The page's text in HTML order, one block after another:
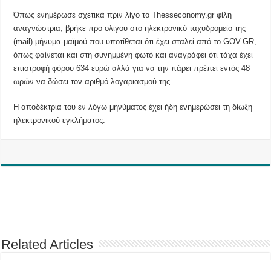
Όπως ενημέρωσε σχετικά πριν λίγο το Thesseconomy.gr φίλη
αναγνώστρια, βρήκε προ ολίγου στο ηλεκτρονικό ταχυδρομείο της
(mail) μήνυμα-μαϊμού που υποτίθεται ότι έχει σταλεί από το GOV.GR,
όπως φαίνεται και στη συνημμένη φωτό και αναγράφει ότι τάχα έχει
επιστροφή φόρου 634 ευρώ αλλά για να την πάρει πρέπει εντός 48
ωρών να δώσει τον αριθμό λογαριασμού της….
Η αποδέκτρια του εν λόγω μηνύματος έχει ήδη ενημερώσει τη δίωξη
ηλεκτρονικού εγκλήματος.
Related Articles